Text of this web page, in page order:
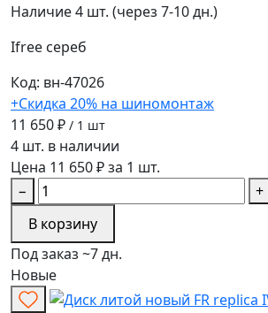
Наличие4 шт. (через 7-10 дн.)
Ifree сереб
Код: вн-47026
+Скидка 20% на шиномонтаж
11 650 ₽ / 1 шт
4 шт. в наличии
Цена 11 650 ₽ за 1 шт.
−
+
В корзину
Под заказ ~7 дн.
Новые